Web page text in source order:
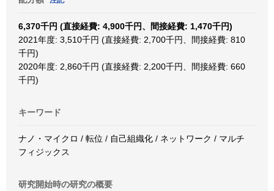
6,370千円 (直接経費: 4,900千円、間接経費: 1,470千円)
2021年度: 3,510千円 (直接経費: 2,700千円、間接経費: 810
千円)
2020年度: 2,860千円 (直接経費: 2,200千円、間接経費: 660
千円)
キーワード
ナノ・マイクロ / 転位 / 自己組織化 / ネットワーク / マルチ
フィジックス
研究開始時の研究の概要